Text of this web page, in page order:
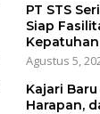
PT STS
Siap
Agustus 5,
Kajari
Harapan,